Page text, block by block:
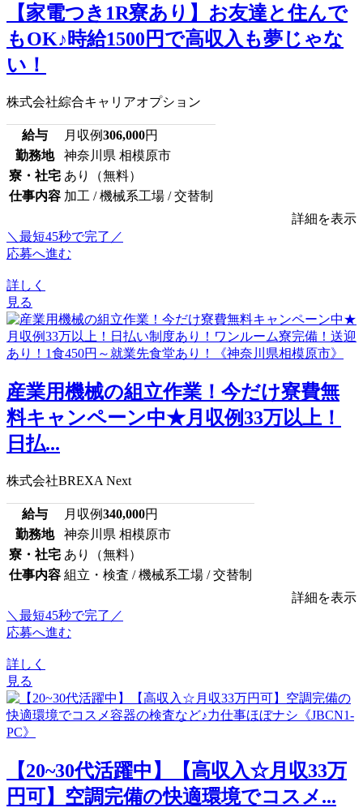
【家電つき1R寮あり】お友達と住んで
もOK♪時給1500円で高収入も夢じゃな
い！
株式会社綜合キャリアオプション
給与 月収例306,000円
勤務地
神奈川県 相模原市
寮・社宅 あり（無料）
仕事内容 加工 / 機械系工場 / 交替制
詳細を表示
＼最短45秒で完了／
応募へ進む
詳しく
見る
産業用機械の組立作業！今だけ寮費無
料キャンペーン中★月収例33万以上！
日払...
株式会社BREXA Next
給与 月収例340,000円
勤務地
神奈川県 相模原市
寮・社宅 あり（無料）
仕事内容 組立・検査 / 機械系工場 / 交替制
詳細を表示
＼最短45秒で完了／
応募へ進む
詳しく
見る
【20~30代活躍中】【高収入☆月収33万
円可】空調完備の快適環境でコスメ...